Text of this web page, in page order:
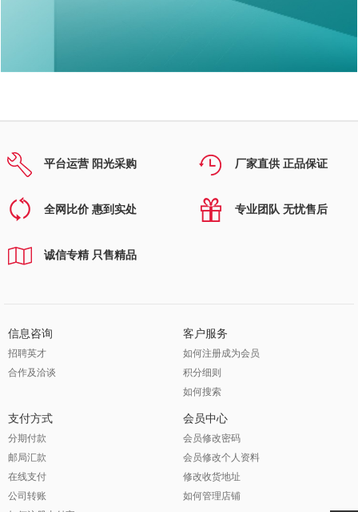
平台运营 阳光采购 厂家直供 正品保证
全网比价 惠到实处 专业团队 无忧售后
诚信专精 只售精品
信息咨询
招聘英才
合作及洽谈
客户服务
如何注册成为会员
积分细则
如何搜索
支付方式
分期付款
邮局汇款
在线支付
公司转账
会员中心
会员修改密码
会员修改个人资料
修改收货地址
如何管理店铺